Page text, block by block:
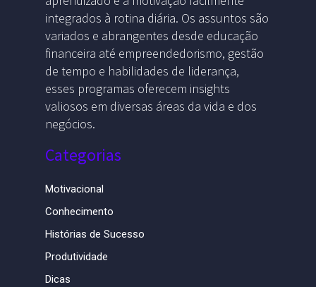
integrados à rotina diária. Os assuntos são
variados e abrangentes desde educação
financeira até empreendedorismo, gestão
de tempo e habilidades de liderança,
esses programas oferecem insights
valiosos em diversas áreas da vida e dos
negócios.
Categorias
Motivacional
Conhecimento
Histórias de Sucesso
Produtividade
Dicas